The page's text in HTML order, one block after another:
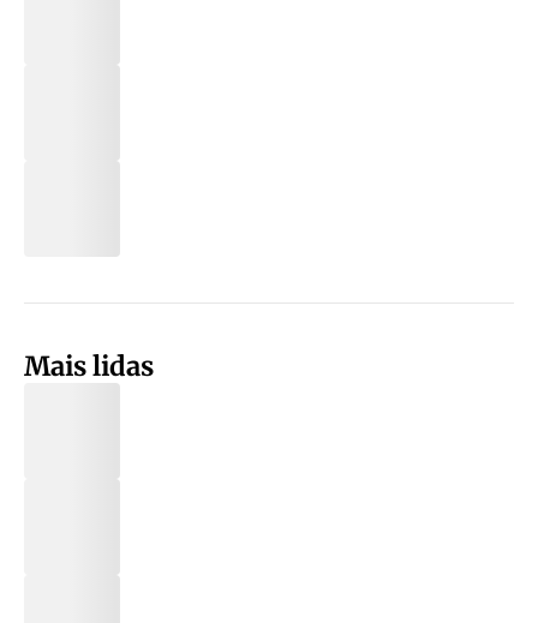
Mais lidas